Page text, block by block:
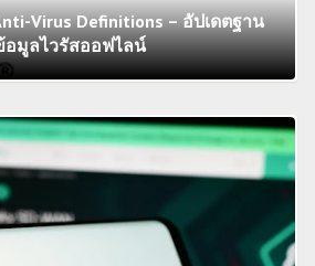
Virus Definitions – อัปเดตฐาน
อมูลไวรัสออฟไลน์